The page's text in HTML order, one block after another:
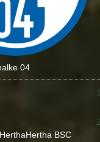
04
HerthaHertha BSC
: